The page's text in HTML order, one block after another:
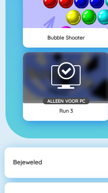
Bubble Shooter
ALLEEN VOOR PC
Run 3
Bejeweled